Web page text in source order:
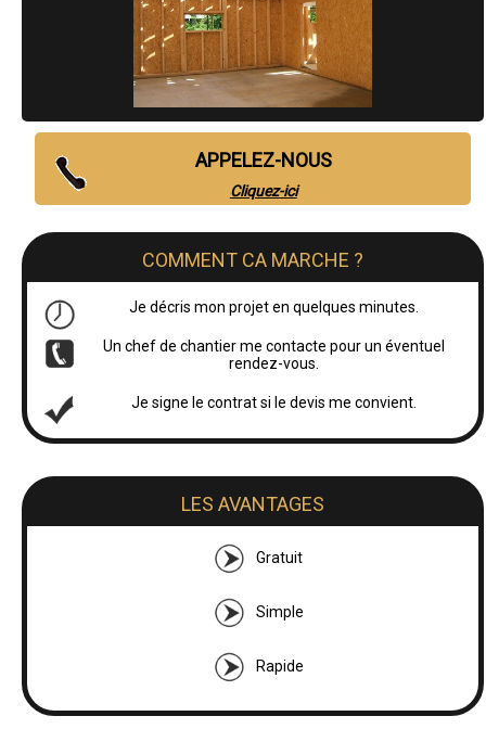
APPELEZ-NOUS
Cliquez-ici
COMMENT CA MARCHE ?
Je décris mon projet en quelques minutes.
Un chef de chantier me contacte pour un éventuel
rendez-vous.
Je signe le contrat si le devis me convient.
LES AVANTAGES
Gratuit
Simple
Rapide